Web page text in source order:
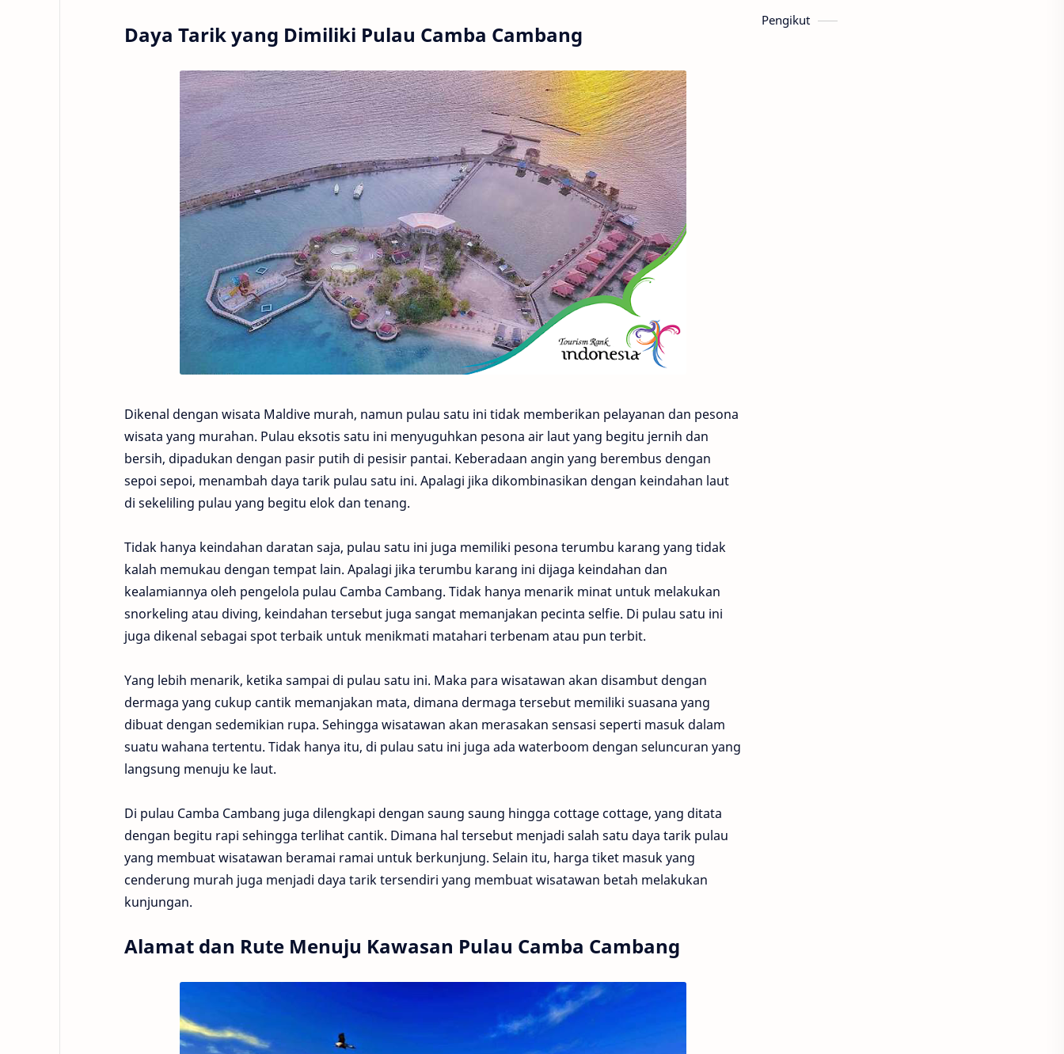
Daya Tarik yang Dimiliki Pulau Camba Cambang
Dikenal dengan wisata Maldive murah, namun pulau satu ini tidak memberikan pelayanan dan pesona
wisata yang murahan. Pulau eksotis satu ini menyuguhkan pesona air laut yang begitu jernih dan
bersih, dipadukan dengan pasir putih di pesisir pantai. Keberadaan angin yang berembus dengan
sepoi sepoi, menambah daya tarik pulau satu ini. Apalagi jika dikombinasikan dengan keindahan laut
di sekeliling pulau yang begitu elok dan tenang.
Tidak hanya keindahan daratan saja, pulau satu ini juga memiliki pesona terumbu karang yang tidak
kalah memukau dengan tempat lain. Apalagi jika terumbu karang ini dijaga keindahan dan
kealamiannya oleh pengelola pulau Camba Cambang. Tidak hanya menarik minat untuk melakukan
snorkeling atau diving, keindahan tersebut juga sangat memanjakan pecinta selfie. Di pulau satu ini
juga dikenal sebagai spot terbaik untuk menikmati matahari terbenam atau pun terbit.
Yang lebih menarik, ketika sampai di pulau satu ini. Maka para wisatawan akan disambut dengan
dermaga yang cukup cantik memanjakan mata, dimana dermaga tersebut memiliki suasana yang
dibuat dengan sedemikian rupa. Sehingga wisatawan akan merasakan sensasi seperti masuk dalam
suatu wahana tertentu. Tidak hanya itu, di pulau satu ini juga ada waterboom dengan seluncuran yang
langsung menuju ke laut.
Di pulau Camba Cambang juga dilengkapi dengan saung saung hingga cottage cottage, yang ditata
dengan begitu rapi sehingga terlihat cantik. Dimana hal tersebut menjadi salah satu daya tarik pulau
yang membuat wisatawan beramai ramai untuk berkunjung. Selain itu, harga tiket masuk yang
cenderung murah juga menjadi daya tarik tersendiri yang membuat wisatawan betah melakukan
kunjungan.
Alamat dan Rute Menuju Kawasan Pulau Camba Cambang
Pengikut